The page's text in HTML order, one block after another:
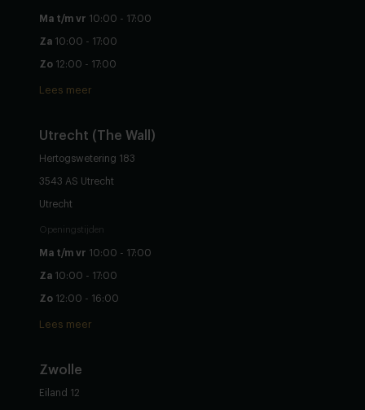
Ma t/m vr 10:00 - 17:00
Za 10:00 - 17:00
Zo 12:00 - 17:00
Lees meer
Utrecht (The Wall)
Hertogswetering 183
3543 AS Utrecht
Utrecht
Openingstijden
Ma t/m vr 10:00 - 17:00
Za 10:00 - 17:00
Zo 12:00 - 16:00
Lees meer
Zwolle
Eiland 12